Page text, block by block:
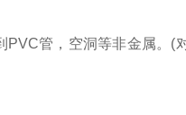
管，空洞等非金属。(